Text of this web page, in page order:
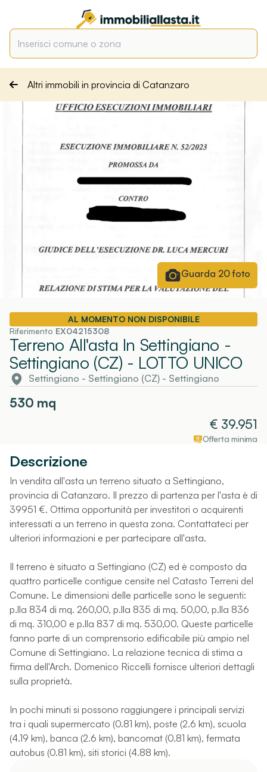
Altri immobili in provincia di Catanzaro
Guarda 20foto
AL MOMENTO NON DISPONIBILE
Riferimento EX04215308
Terreno All'asta In Settingiano -
Settingiano (CZ) - LOTTO UNICO
Settingiano - Settingiano (CZ) - Settingiano
530 mq
€ 39.951
Offerta minima
Descrizione
In vendita all'asta un terreno situato a Settingiano,
provincia di Catanzaro. Il prezzo di partenza per l'asta è di
39951 €. Ottima opportunità per investitori o acquirenti
interessati a un terreno in questa zona. Contattateci per
ulteriori informazioni e per partecipare all'asta.
Il terreno è situato a Settingiano (CZ) ed è composto da
quattro particelle contigue censite nel Catasto Terreni del
Comune. Le dimensioni delle particelle sono le seguenti:
p.lla 834 di mq. 260,00, p.lla 835 di mq. 50,00, p.lla 836
di mq. 310,00 e p.lla 837 di mq. 530,00. Queste particelle
fanno parte di un comprensorio edificabile più ampio nel
Comune di Settingiano. La relazione tecnica di stima a
firma dell'Arch. Domenico Riccelli fornisce ulteriori dettagli
sulla proprietà.
In pochi minuti si possono raggiungere i principali servizi
tra i quali supermercato (0.81 km), poste (2.6 km), scuola
(4.19 km), banca (2.6 km), bancomat (0.81 km), fermata
autobus (0.81 km), siti storici (4.88 km).